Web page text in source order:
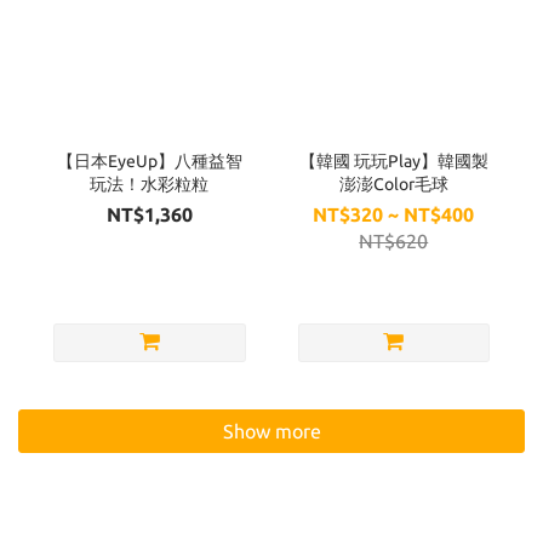
【日本EyeUp】八種益智
玩法！水彩粒粒
NT$1,360
【韓國 玩玩Play】韓國製
澎澎Color毛球
NT$320 ~ NT$400
NT$620
Show more